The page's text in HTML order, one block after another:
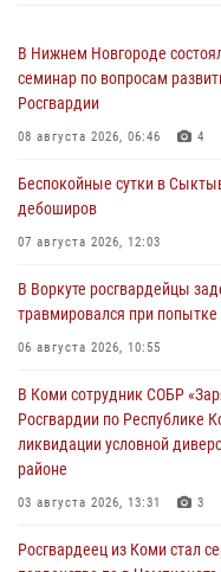
В Нижнем Новгороде
семинар по вопросам
Росгвардии
08 августа 2026, 06:46 4
Беспокойные сутки в
дебоширов
07 августа 2026, 12:03
В Воркуте росгвардейцы
травмировался при попытке
06 августа 2026, 10:55
В Коми сотрудник СОБР
Росгвардии по Республике
ликвидации условной
районе
03 августа 2026, 13:31 3
Росгвардеец из Коми стал